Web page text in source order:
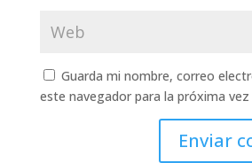
Guarda mi nombre, correo
este navegador para la próxima